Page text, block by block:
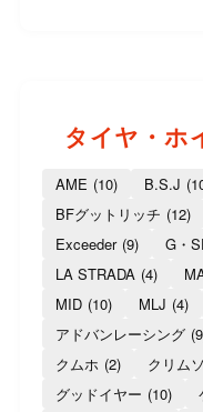
タイヤ・ホ
AME (10) B.S.J
BFグットリッチ (12)
Exceeder (9) G・
LA STRADA (4)
MID (10) MLJ (4)
アドバンレーシング
クムホ (2) クリム
グッドイヤー (10)